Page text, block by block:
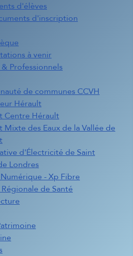
d'élèves
d'inscription
à venir
Professionnels
de communes CCVH
Hérault
Centre Hérault
Mixte des Eaux de la Vallée de
d'Électricité de Saint
Londres
- Xp Fibre
de Santé